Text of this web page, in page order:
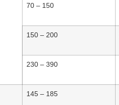
70 – 150
150 – 200
230 – 390
145 – 185